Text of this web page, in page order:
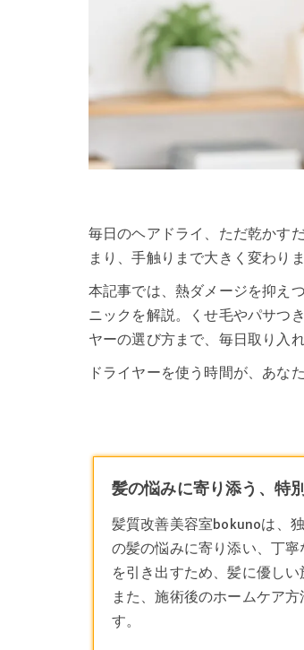
毎日のヘアドライ、ただ乾かす
まり、手触りまで大きく変わりま
本記事では、熱ダメージを抑え
ニックを解説。くせ毛やパサつ
ヤーの選び方まで、毎日取り入
ドライヤーを使う時間が、あな
髪の悩みに寄り添う、特
髪質改善美容室bokunoは、
の髪の悩みに寄り添い、丁
を引き出すため、髪に優し
また、施術後のホームケア
す。